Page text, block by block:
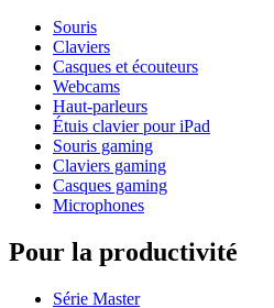
Souris
Claviers
Casques et écouteurs
Webcams
Haut-parleurs
Étuis clavier pour iPad
Souris gaming
Claviers gaming
Casques gaming
Microphones
Pour la productivité
Série Master